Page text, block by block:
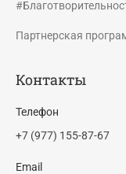
Партнерская
Контакты
Телефон
+7 (977) 155-87-67
Email